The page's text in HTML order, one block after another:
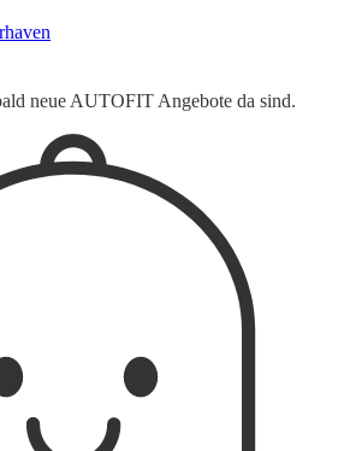
neue AUTOFIT Angebote da sind.